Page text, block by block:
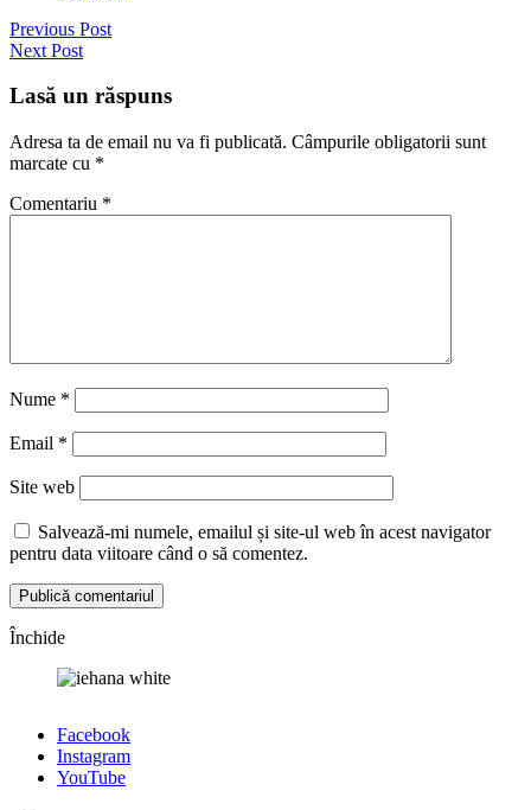
Previous Post
Next Post
Lasă un răspuns
Adresa ta de email nu va fi publicată. Câmpurile obligatorii sunt
marcate cu *
Comentariu *
Nume *
Email *
Site web
Salvează-mi numele, emailul și site-ul web în acest navigator
pentru data viitoare când o să comentez.
Închide
Facebook
Instagram
YouTube